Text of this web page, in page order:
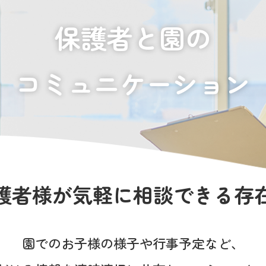
保護者と園の
コミュニケーション
者様が気軽に相談できる存
園でのお子様の様子や行事予定など、